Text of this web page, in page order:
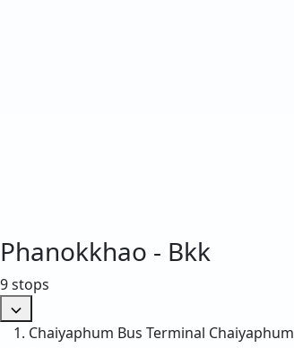
Phanokkhao - Bkk
9 stops
Chaiyaphum Bus Terminal Chaiyaphum